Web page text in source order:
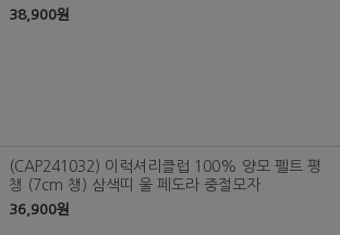
38,900원
(CAP241032) 이럭셔리클럽 100% 양모 펠트 평
챙 (7cm 챙) 삼색띠 울 페도라 중절모자
36,900원